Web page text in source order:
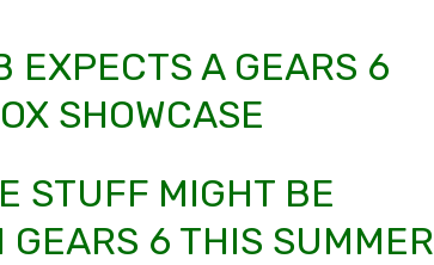
EXPECTS A GEARS 6
SHOWCASE
STUFF MIGHT BE
6 THIS SUMMER